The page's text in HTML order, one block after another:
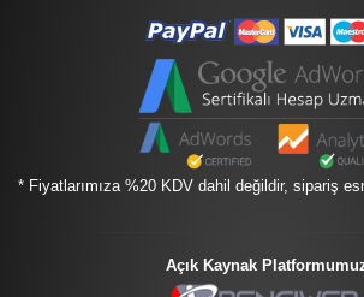
* Fiyatlarımıza %20 KDV dahil değildir, sipariş
Açık Kaynak